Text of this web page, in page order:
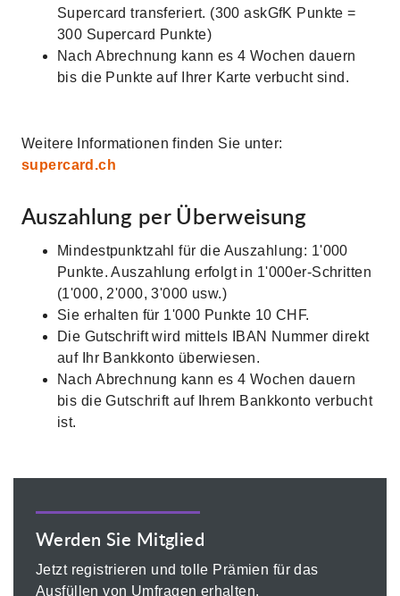
Supercard transferiert. (300 askGfK Punkte =
300 Supercard Punkte)
Nach Abrechnung kann es 4 Wochen dauern
bis die Punkte auf Ihrer Karte verbucht sind.
Weitere Informationen finden Sie unter:
supercard.ch
Auszahlung per Überweisung
Mindestpunktzahl für die Auszahlung: 1'000
Punkte. Auszahlung erfolgt in 1'000er-Schritten
(1'000, 2'000, 3'000 usw.)
Sie erhalten für 1'000 Punkte 10 CHF.
Die Gutschrift wird mittels IBAN Nummer direkt
auf Ihr Bankkonto überwiesen.
Nach Abrechnung kann es 4 Wochen dauern
bis die Gutschrift auf Ihrem Bankkonto verbucht
ist.
Werden Sie Mitglied
Jetzt registrieren und tolle Prämien für das
Ausfüllen von Umfragen erhalten.